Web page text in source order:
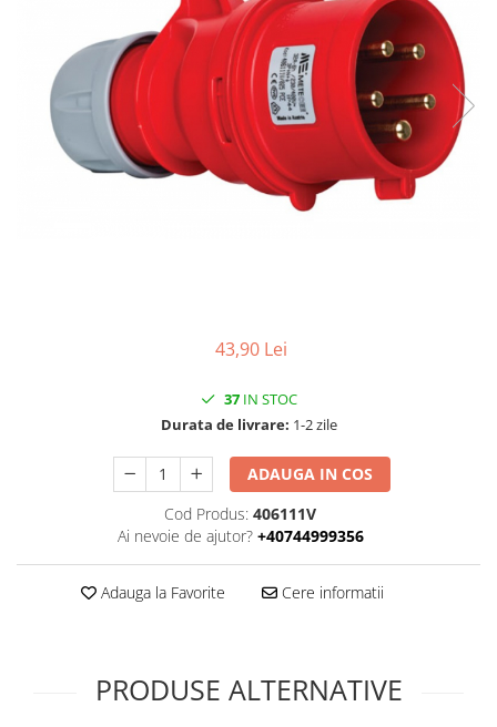
43,90 Lei
37IN STOC
Durata de livrare: 1-2 zile
ADAUGA IN COS
Cod Produs: 406111V
Ai nevoie de ajutor? +40744999356
Adauga la Favorite Cere informatii
PRODUSE ALTERNATIVE